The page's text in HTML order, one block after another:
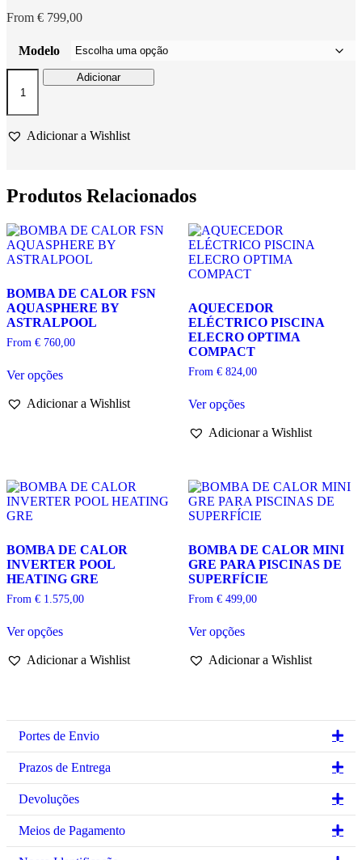
From € 799,00
Modelo
Quantidade
DE
CALOR
POOLEX
Adicionar
Adicionar a Wishlist
Produtos Relacionados
BOMBA DE CALOR FSN
AQUASPHERE BY
ASTRALPOOL
From € 760,00
Ver opçõesproduct
multiple
chosen
on
page
Adicionar a Wishlist
AQUECEDOR
ELÉCTRICO PISCINA
ELECRO OPTIMA
COMPACT
From €824,00
Ver opçõesproduct
multiple
may
be
chosen
the
product
page
Adicionar a Wishlist
BOMBA DE CALOR
INVERTER POOL
HEATING GRE
From € 1.575,00
Ver opçõesproduct
multiple
may
be
chosen
on
product
page
Adicionar a Wishlist
BOMBA DE CALOR MINI
GRE PARA PISCINAS DE
SUPERFÍCIE
From €499,00
Ver opçõesproduct
multiple
may
chosen
Adicionar a Wishlist
Portes de Envio
Prazos de Entrega
Devoluções
Meios de Pagamento